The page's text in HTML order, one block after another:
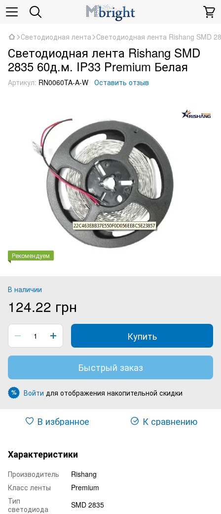
Светодиодная лента Светодиодная лента Rishang SMD
Светодиодная лента Rishang SMD
2835 60д.м. IP33 Premium Белая
Артикул: RN0060TA-A-W Оставить отзыв
Рекомендуем
В наличии
124.22 грн
Купить
Быстрый заказ
% Войти для отображения накопительной скидки
В избранное К сравнению
Характеристики
Производитель
Rishang
Класс ленты
Premium
Тип
светодиода
SMD 2835